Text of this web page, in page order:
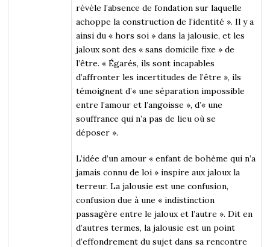
révèle l’absence de fondation sur laquelle
achoppe la construction de l’identité ». Il y a
ainsi du « hors soi » dans la jalousie, et les
jaloux sont des « sans domicile fixe » de
l’être. « Égarés, ils sont incapables
d’affronter les incertitudes de l’être », ils
témoignent d’« une séparation impossible
entre l’amour et l’angoisse », d’« une
souffrance qui n’a pas de lieu où se
déposer ».
L’idée d’un amour « enfant de bohème qui n’a
jamais connu de loi » inspire aux jaloux la
terreur. La jalousie est une confusion,
confusion due à une « indistinction
passagère entre le jaloux et l’autre ». Dit en
d’autres termes, la jalousie est un point
d’effondrement du sujet dans sa rencontre